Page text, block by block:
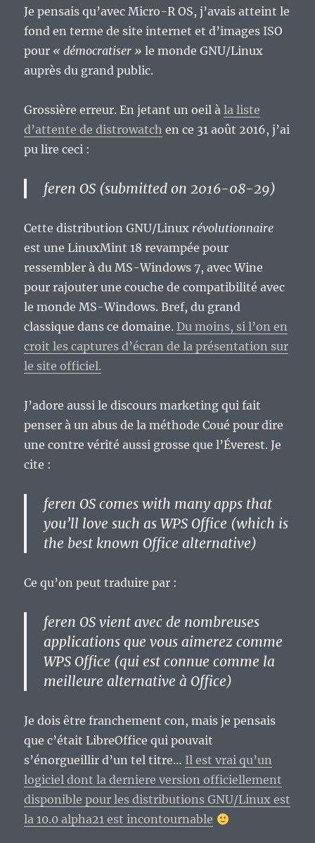
Je pensais qu’avec Micro-R OS, j’avais atteint le
fond en terme de site internet et d’images ISO
pour « démocratiser » le monde GNU/Linux
auprès du grand public.
Grossière erreur. En jetant un oeil àla liste
d’attente de distrowatch en ce 31 août 2016, j’ai
pu lire ceci :
feren OS (submitted on 2016-08-29)
Cette distribution GNU/Linux révolutionnaire
est une LinuxMint 18 revampée pour
ressembler à du MS-Windows 7, avec Wine
pour rajouter une couche de compatibilité avec
le monde MS-Windows. Bref, du grand
classique dans ce domaine.Du moins, si l’on en
croit les captures d’écran de la présentation sur
le site officiel.
J’adore aussi le discours marketing qui fait
penser à un abus de la méthode Coué pour dire
une contre vérité aussi grosse que l’Éverest. Je
cite :
feren OS comes with many apps that
you’ll love such as WPS Office (which is
the best known Office alternative)
Ce qu’on peut traduire par :
feren OS vient avec de nombreuses
applications que vous aimerez comme
WPS Office (qui est connue comme la
meilleure alternative à Office)
Je dois être franchement con, mais je pensais
que c’était LibreOffice qui pouvait
s’énorgueillir d’un tel titre… Il est vrai qu’un
logiciel dont la derniere version officiellement
disponible pour les distributions GNU/Linux est
la 10.0 alpha21 est incontournable